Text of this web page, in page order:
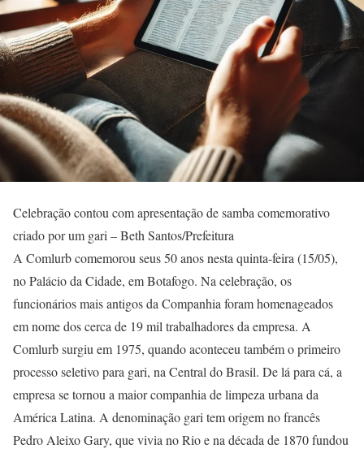
Celebração contou com apresentação de samba comemorativo
criado por um gari – Beth Santos/Prefeitura
A Comlurb comemorou seus 50 anos nesta quinta-feira (15/05),
no Palácio da Cidade, em Botafogo. Na celebração, os
funcionários mais antigos da Companhia foram homenageados
em nome dos cerca de 19 mil trabalhadores da empresa. A
Comlurb surgiu em 1975, quando aconteceu também o primeiro
processo seletivo para gari, na Central do Brasil. De lá para cá, a
empresa se tornou a maior companhia de limpeza urbana da
América Latina. A denominação gari tem origem no francês
Pedro Aleixo Gary, que vivia no Rio e na década de 1870 fundou